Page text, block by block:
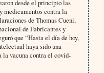
desde el principio las
medicamentos contra la
de Thomas Cueni,
de Fabricantes y
que “Hasta el día de hoy,
haya sido una
la vacuna contra el covid-